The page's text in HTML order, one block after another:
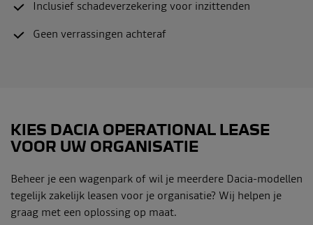
Inclusief schadeverzekering voor inzittenden
Geen verrassingen achteraf
KIES DACIA OPERATIONAL LEASE
VOOR UW ORGANISATIE
Beheer je een wagenpark of wil je meerdere Dacia-modellen
tegelijk zakelijk leasen voor je organisatie? Wij helpen je
graag met een oplossing op maat.